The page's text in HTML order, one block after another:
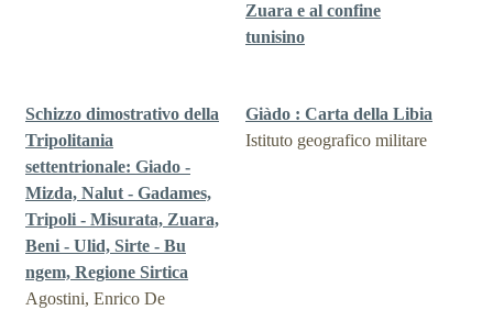
Zuara e al confine
tunisino
Schizzo dimostrativo della
Tripolitania
settentrionale: Giado -
Mizda, Nalut - Gadames,
Tripoli - Misurata, Zuara,
Beni - Ulid, Sirte - Bu
ngem, Regione Sirtica
Agostini, Enrico De
Giàdo : Carta della Libia
Istituto geografico militare